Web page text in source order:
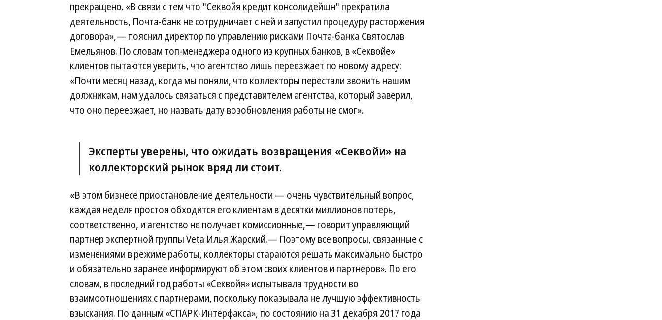
прекращено. «В связи с тем что "Секвойя кредит консолидейшн" прекратила
деятельность, Почта-банк не сотрудничает с ней и запустил процедуру расторжения
договора»,— пояснил директор по управлению рисками Почта-банка Святослав
Емельянов. По словам топ-менеджера одного из крупных банков, в «Секвойе»
клиентов пытаются уверить, что агентство лишь переезжает по новому адресу:
«Почти месяц назад, когда мы поняли, что коллекторы перестали звонить нашим
должникам, нам удалось связаться с представителем агентства, который заверил,
что оно переезжает, но назвать дату возобновления работы не смог».
Эксперты уверены, что ожидать возвращения «Секвойи» на
коллекторский рынок вряд ли стоит.
«В этом бизнесе приостановление деятельности — очень чувствительный вопрос,
каждая неделя простоя обходится его клиентам в десятки миллионов потерь,
соответственно, и агентство не получает комиссионные,— говорит управляющий
партнер экспертной группы Veta Илья Жарский.— Поэтому все вопросы, связанные с
изменениями в режиме работы, коллекторы стараются решать максимально быстро
и обязательно заранее информируют об этом своих клиентов и партнеров». По его
словам, в последний год работы «Секвойя» испытывала трудности во
взаимоотношениях с партнерами, поскольку показывала не лучшую эффективность
взыскания. По данным «СПАРК-Интерфакса», по состоянию на 31 декабря 2017 года